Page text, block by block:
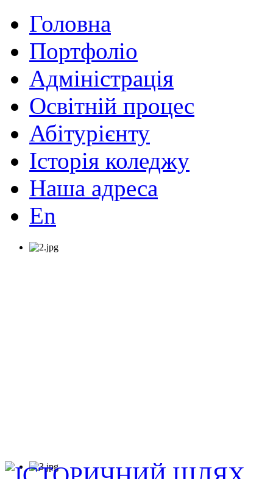
Головна
Портфоліо
Адміністрація
Освітній процес
Абітурієнту
Історія коледжу
Наша адреса
En